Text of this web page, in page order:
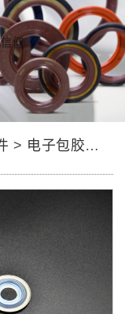
仰
> 电子包胶制品